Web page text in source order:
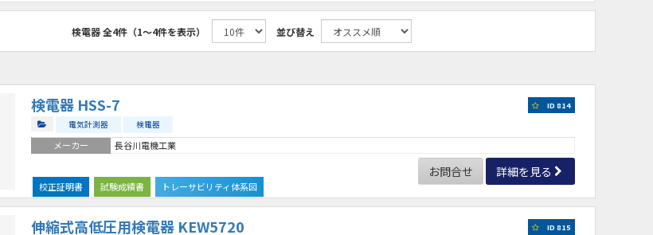
検電器全4件（1～4件を表示） 並び替え
ID 814
検電器 HSS-7
電気計測器 検電器
メーカー 長谷川電機工業
お問合せ 詳細を見る
校正証明書 試験成績書 トレーサビリティ体系図
ID 815
伸縮式高低圧用検電器 KEW5720